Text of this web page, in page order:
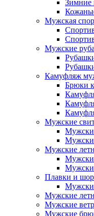
Зимние
Мужская
Мужские
Камуфляж
Брюки
Мужские
Мужские
Плавки и
Мужские
Мужские
Мужские